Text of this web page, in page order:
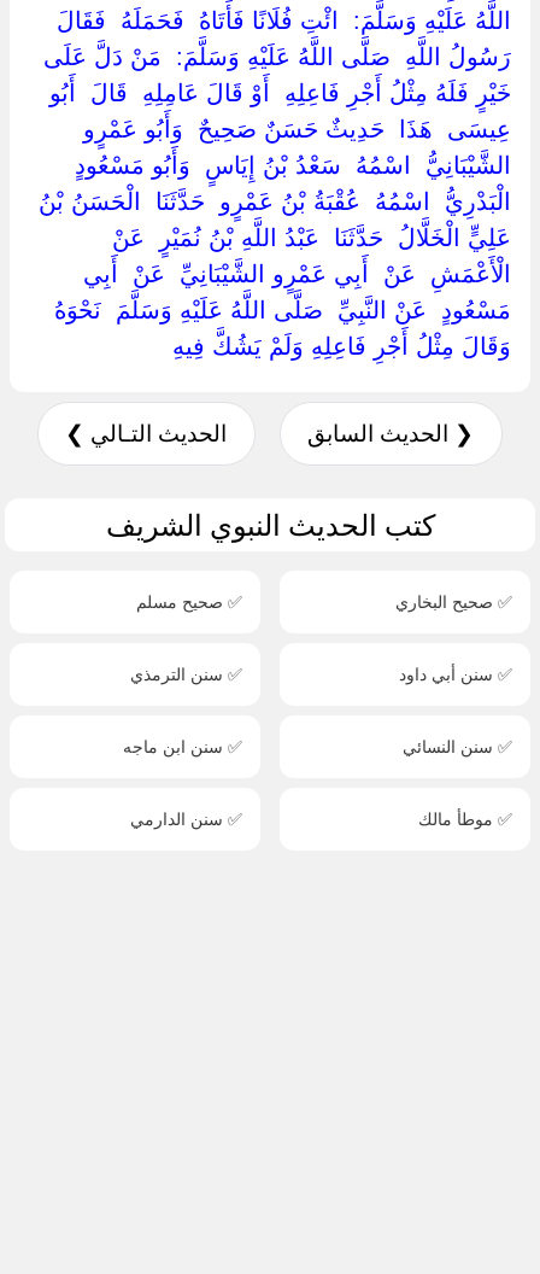
اللَّهُ عَلَيْهِ وَسَلَّمَ: ‏ ‏ائْتِ فُلَانًا فَأَتَاهُ ‏ ‏فَحَمَلَهُ ‏ ‏فَقَالَ
رَسُولُ اللَّهِ ‏ ‏صَلَّى اللَّهُ عَلَيْهِ وَسَلَّمَ: ‏ ‏مَنْ دَلَّ عَلَى
خَيْرٍ فَلَهُ مِثْلُ أَجْرِ فَاعِلِهِ ‏ ‏أَوْ قَالَ عَامِلِهِ ‏ ‏قَالَ ‏ ‏أَبُو
عِيسَى ‏ ‏هَذَا ‏ ‏حَدِيثٌ حَسَنٌ صَحِيحٌ ‏ ‏وَأَبُو عَمْرٍو
الشَّيْبَانِيُّ ‏ ‏اسْمُهُ ‏ ‏سَعْدُ بْنُ إِيَاسٍ ‏ ‏وَأَبُو مَسْعُودٍ
الْبَدْرِيُّ ‏ ‏اسْمُهُ ‏ ‏عُقْبَةُ بْنُ عَمْرٍو ‏ ‏حَدَّثَنَا ‏ ‏الْحَسَنُ بْنُ
عَلِيٍّ الْخَلَّالُ ‏ ‏حَدَّثَنَا ‏ ‏عَبْدُ اللَّهِ بْنُ نُمَيْرٍ ‏ ‏عَنْ ‏
‏الْأَعْمَشِ ‏ ‏عَنْ ‏ ‏أَبِي عَمْرٍو الشَّيْبَانِيِّ ‏ ‏عَنْ ‏ ‏أَبِي
مَسْعُودٍ ‏ ‏عَنْ النَّبِيِّ ‏ ‏صَلَّى اللَّهُ عَلَيْهِ وَسَلَّمَ ‏ ‏نَحْوَهُ
وَقَالَ مِثْلُ أَجْرِ فَاعِلِهِ وَلَمْ يَشُكَّ فِيهِ ‏
❮ الحديث السابق الحديث التـالي ❯
كتب الحديث النبوي الشريف
✅ صحيح البخاري ✅ صحيح مسلم
✅ سنن أبي داود ✅ سنن الترمذي
✅ سنن النسائي ✅ سنن ابن ماجه
✅ موطأ مالك ✅ سنن الدارمي